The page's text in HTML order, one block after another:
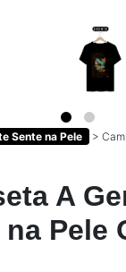
Sente na Pele >
A
na Pele